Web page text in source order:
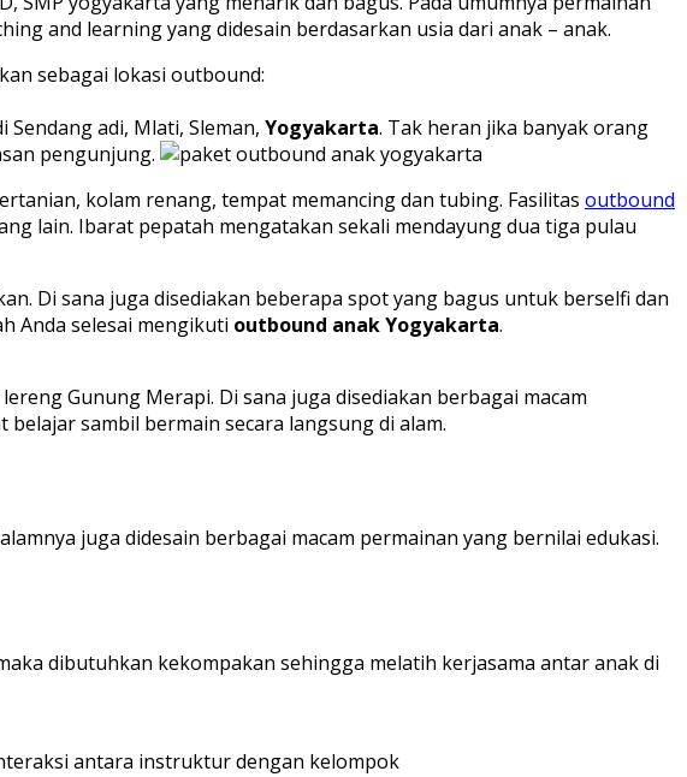
and learning yang didesain berdasarkan usia dari anak – anak.
sebagai lokasi outbound:
adi, Mlati, Sleman, Yogyakarta. Tak heran jika banyak orang
pengunjung.
kolam renang, tempat memancing dan tubing. Fasilitas outbound
lain. Ibarat pepatah mengatakan sekali mendayung dua tiga pulau
Di sana juga disediakan beberapa spot yang bagus untuk berselfi dan
Anda selesai mengikuti outbound anak Yogyakarta.
Gunung Merapi. Di sana juga disediakan berbagai macam
sambil bermain secara langsung di alam.
juga didesain berbagai macam permainan yang bernilai edukasi.
dibutuhkan kekompakan sehingga melatih kerjasama antar anak di
antara instruktur dengan kelompok